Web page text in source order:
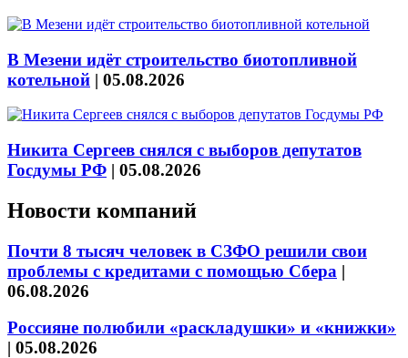
В Мезени идёт строительство биотопливной
котельной | 05.08.2026
Никита Сергеев снялся с выборов депутатов
Госдумы РФ | 05.08.2026
Новости компаний
Почти 8 тысяч человек в СЗФО решили свои
проблемы с кредитами с помощью Сбера |
06.08.2026
Россияне полюбили «раскладушки» и «книжки»
| 05.08.2026